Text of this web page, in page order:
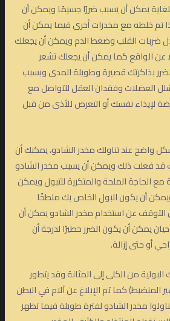
يمكن أن يسبب ضررًا جسيمًا ويمكن أن
تم خلطه مع مخدرات أخرى فيما يمكن أن
ضربات القلب وضغط الدم ويمكن أن يجعلك
عن الواقع كما يمكن أن يجعلك تشعر
بذاكرتك قصيرة وطويلة المدى وبسبب
العضلات وفقدان العقل للتواصل مع
لإيذاء نفسك أو التعرض للأذى من قبل
واضح عند تناولك مخدر الشادو، يمكنك أن
فعلت ذلك ويمكن أن يسبب مخدر الشادو
الحاجة الملحة والمتكررة للتبول ويمكن
أن يكون البول الخاص بك ملطخًا
التوقف عن استخدام مخدر الشادو يمكن أن
يمكن أن يكون الضرر خطيرًا لدرجة أن
أو حتى إزالة.
البولية من الكلى إلى المثانة وقد يتطور
المنضبط) كما تم الإبلاغ عن آلام في البطن
مخدر الشادو لفترة طويلة فيما تظهر